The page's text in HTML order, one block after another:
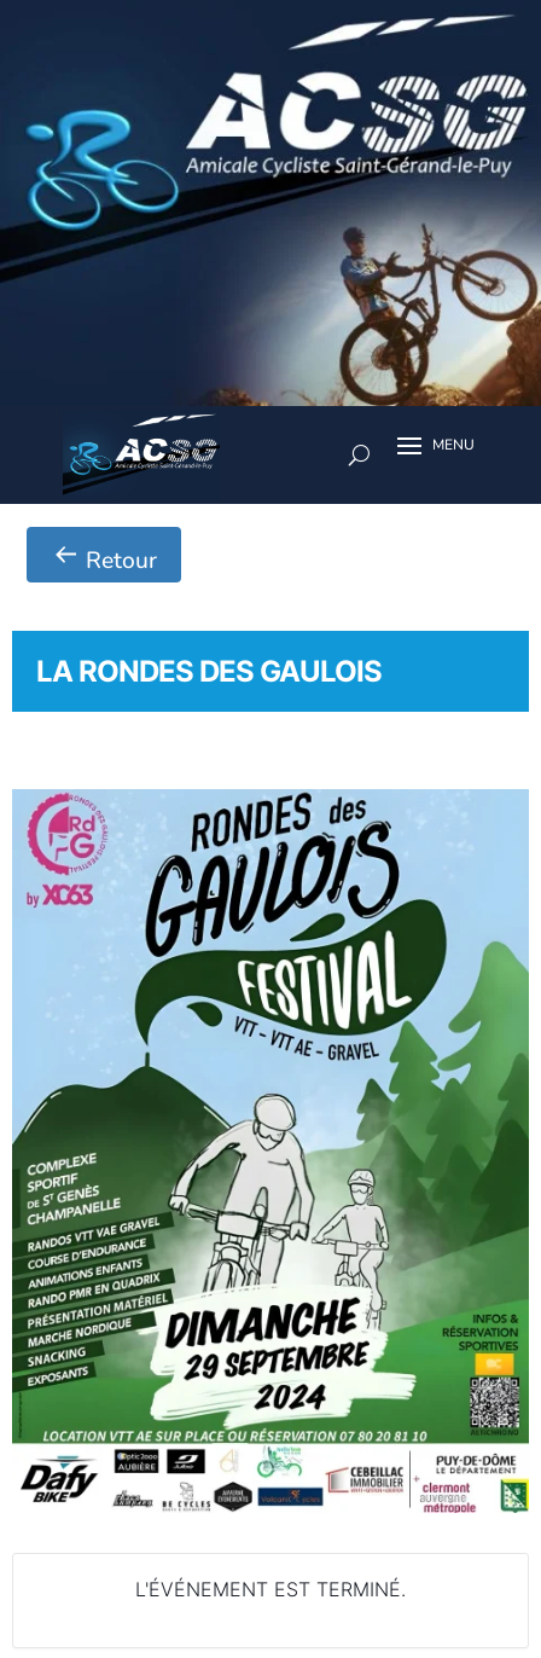
Retour
LA RONDES DES GAULOIS
L'ÉVÉNEMENT EST TERMINÉ.